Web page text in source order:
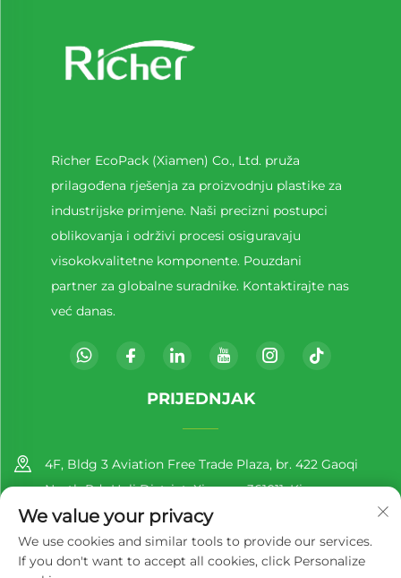
Richer EcoPack (Xiamen) Co., Ltd. pruža
prilagođena rješenja za proizvodnju plastike za
industrijske primjene. Naši precizni postupci
oblikovanja i održivi procesi osiguravaju
visokokvalitetne komponente. Pouzdani
partner za globalne suradnike. Kontaktirajte nas
već danas.
PRIJEDNJAK
4F, Bldg 3 Aviation Free Trade Plaza, br. 422 Gaoqi
North Rd., Huli District, Xiamen, 361011, Kina
+86-13860188777
[email protected]
We value your privacy
We use cookies and similar tools to provide our services.
If you don't want to accept all cookies, click Personalize